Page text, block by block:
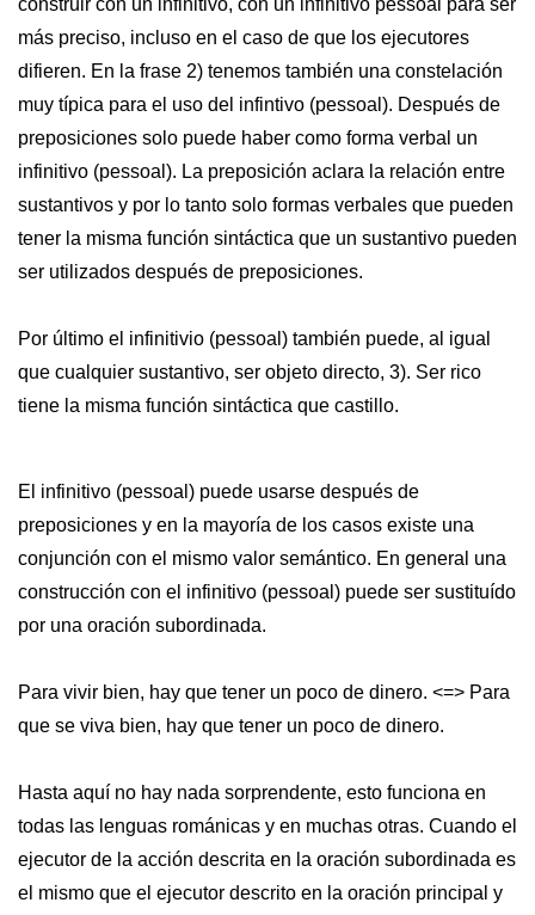
construir con un infinitivo, con un infinitivo pessoal para ser
más preciso, incluso en el caso de que los ejecutores
difieren. En la frase 2) tenemos también una constelación
muy típica para el uso del infintivo (pessoal). Después de
preposiciones solo puede haber como forma verbal un
infinitivo (pessoal). La preposición aclara la relación entre
sustantivos y por lo tanto solo formas verbales que pueden
tener la misma función sintáctica que un sustantivo pueden
ser utilizados después de preposiciones.
Por último el infinitivio (pessoal) también puede, al igual
que cualquier sustantivo, ser objeto directo, 3). Ser rico
tiene la misma función sintáctica que castillo.
El infinitivo (pessoal) puede usarse después de
preposiciones y en la mayoría de los casos existe una
conjunción con el mismo valor semántico. En general una
construcción con el infinitivo (pessoal) puede ser sustituído
por una oración subordinada.
Para vivir bien, hay que tener un poco de dinero. <=> Para
que se viva bien, hay que tener un poco de dinero.
Hasta aquí no hay nada sorprendente, esto funciona en
todas las lenguas románicas y en muchas otras. Cuando el
ejecutor de la acción descrita en la oración subordinada es
el mismo que el ejecutor descrito en la oración principal y